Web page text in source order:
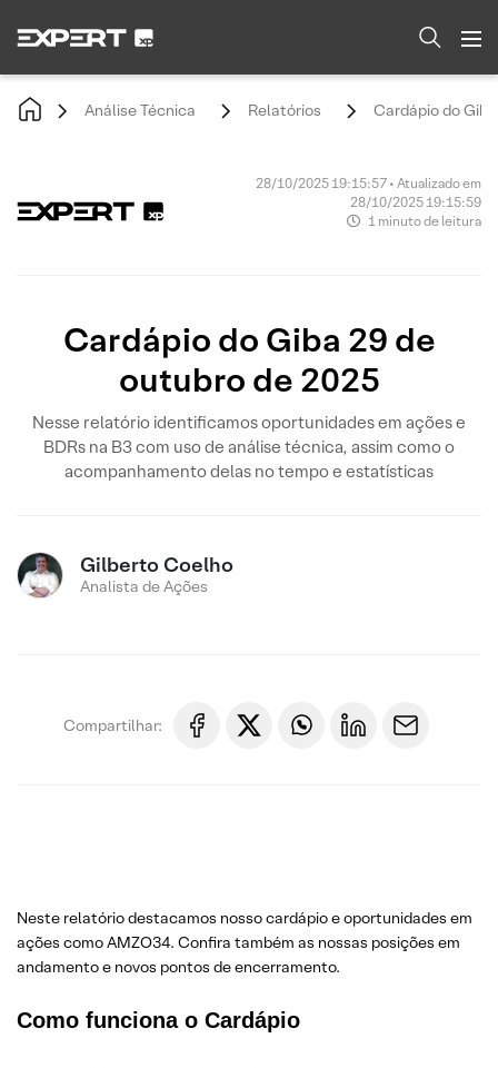
Análise Técnica Relatórios Cardápio do
28/10/2025 19:15:57 • Atualizado em
28/10/2025 19:15:59
1 minuto de leitura
Cardápio do Giba 29 de
outubro de 2025
Nesse relatório identificamos oportunidades em ações e
BDRs na B3 com uso de análise técnica, assim como o
acompanhamento delas no tempo e estatísticas
Gilberto Coelho
Analista de Ações
Compartilhar:
Neste relatório destacamos nosso cardápio e oportunidades em
ações como AMZO34. Confira também as nossas posições em
andamento e novos pontos de encerramento.
Como funciona o Cardápio